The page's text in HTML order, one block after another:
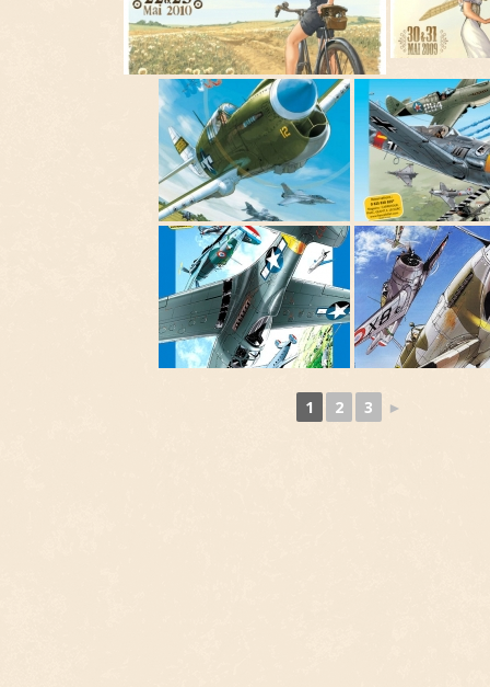
1 2 3 ►